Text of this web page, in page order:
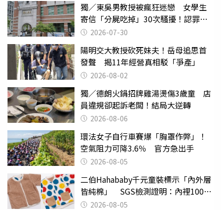
獨／東吳男教授被瘋狂迷戀 女學生
寄信「分屍吃掉」30次騷擾！認罪免
關 2026-07-30
陽明交大教授砍死妹夫！岳母追思首
發聲 揭11年經營真相駁「爭產」
2026-08-02
獨／德朗火鍋招牌雞湯燙傷3歲童 店
員違規卻起訴老闆！結局大逆轉
2026-08-06
環法女子自行車賽爆「胸罩作弊」！
空氣阻力可降3.6％ 官方急出手
2026-08-05
二伯Hahababy千元童裝標示「內外層
皆純棉」 SGS檢測證明：內裡100%
聚酯纖維
2026-08-05